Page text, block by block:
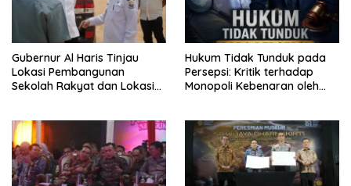
Gubernur Al Haris Tinjau
Lokasi Pembangunan
Sekolah Rakyat dan Lokasi
Hukum Tidak Tunduk pada
Persepsi: Kritik terhadap
Monopoli Kebenaran oleh